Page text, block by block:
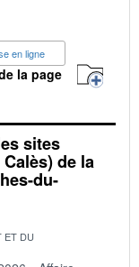
en ligne
la page
sites
de la
du-
ET DU